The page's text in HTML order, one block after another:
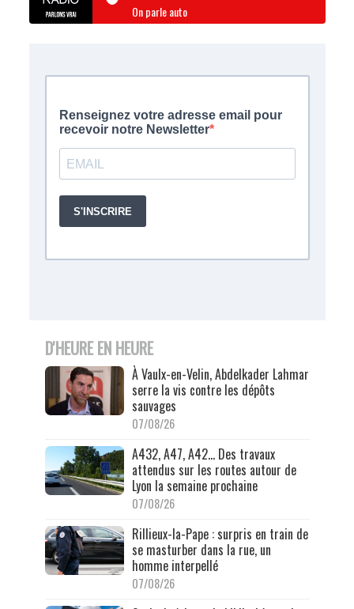
On parle auto
D'HEURE EN HEURE
À Vaulx-en-Velin, Abdelkader Lahmar
serre la vis contre les dépôts
sauvages
07/08/26
A432, A47, A42… Des travaux
attendus sur les routes autour de
Lyon la semaine prochaine
07/08/26
Rillieux-la-Pape : surpris en train de
se masturber dans la rue, un
homme interpellé
07/08/26